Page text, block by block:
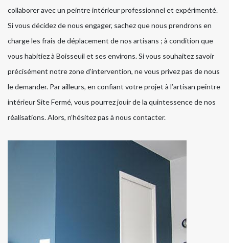
collaborer avec un peintre intérieur professionnel et expérimenté.
Si vous décidez de nous engager, sachez que nous prendrons en
charge les frais de déplacement de nos artisans ; à condition que
vous habitiez à Boisseuil et ses environs. Si vous souhaitez savoir
précisément notre zone d’intervention, ne vous privez pas de nous
le demander. Par ailleurs, en confiant votre projet à l’artisan peintre
intérieur Site Fermé, vous pourrez jouir de la quintessence de nos
réalisations. Alors, n’hésitez pas à nous contacter.